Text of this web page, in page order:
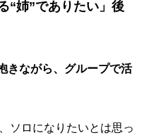
“姉”でありたい」後
きながら、グループで活
ソロになりたいとは思っ